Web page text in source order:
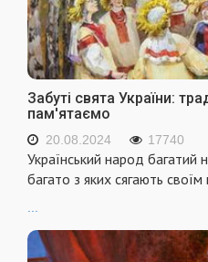
Забуті свята України:
пам'ятаємо
20.08.2024 17740
Український народ багатий
багато з яких сягають
...